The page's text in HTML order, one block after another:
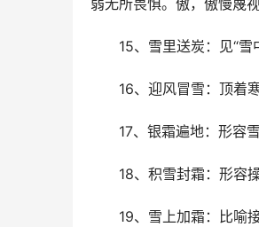
弱无所畏惧。傲，傲慢蔑视
15、雪里送炭：见“雪中
16、迎风冒雪：顶着寒
17、银霜遍地：形容雪
18、积雪封霜：形容操
19、雪上加霜：比喻接